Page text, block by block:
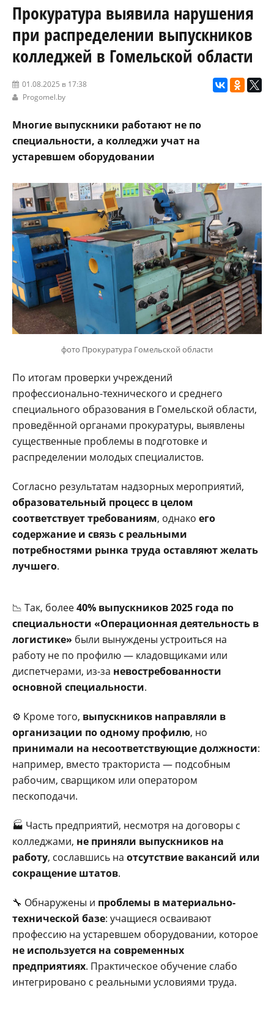
Прокуратура выявила нарушения
при распределении выпускников
колледжей в Гомельской области
01.08.2025 в 17:38
Progomel.by
Многие выпускники работают не по
специальности, а колледжи учат на
устаревшем оборудовании
фото Прокуратура Гомельской области
По итогам проверки учреждений
профессионально-технического и среднего
специального образования в Гомельской области,
проведённой органами прокуратуры, выявлены
существенные проблемы в подготовке и
распределении молодых специалистов.
Согласно результатам надзорных мероприятий,
образовательный процесс в целом
соответствует требованиям, однако его
содержание и связь с реальными
потребностями рынка труда оставляют желать
лучшего.
📉 Так, более40% выпускников 2025 года по
специальности «Операционная деятельность в
логистике» были вынуждены устроиться на
работу не по профилю — кладовщиками или
диспетчерами, из-за невостребованности
основной специальности.
⚙️ Кроме того, выпускников направляли в
организации по одному профилю, но
принимали на несоответствующие должности:
например, вместо тракториста — подсобным
рабочим, сварщиком или оператором
пескоподачи.
🏭 Часть предприятий, несмотря на договоры с
колледжами, не приняли выпускников на
работу, сославшись на отсутствие вакансий или
сокращение штатов.
🔧 Обнаружены и проблемы в материально-
технической базе: учащиеся осваивают
профессию на устаревшем оборудовании, которое
не используется на современных
предприятиях. Практическое обучение слабо
интегрировано с реальными условиями труда.